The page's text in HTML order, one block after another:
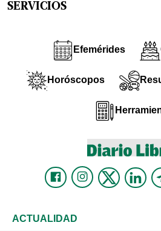
SERVICIOS
Efemérides
Horóscopos
ACTUALIDAD